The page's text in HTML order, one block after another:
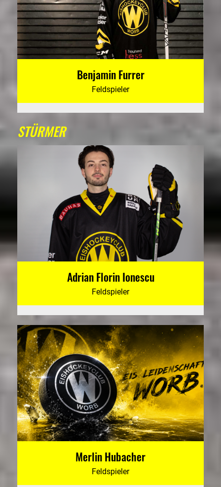
Benjamin Furrer
Feldspieler
STÜRMER
Adrian Florin Ionescu
Feldspieler
Merlin Hubacher
Feldspieler